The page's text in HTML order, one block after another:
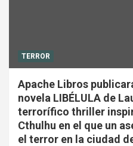
TERROR
Apache Libros
novela LIBÉLULA de
terrorífico thriller
Cthulhu en el que un
el terror en la ciudad